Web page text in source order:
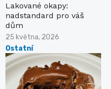
Lakované okapy:
nadstandard pro váš
dům
Posted
on
25 května, 2026
Ostatní